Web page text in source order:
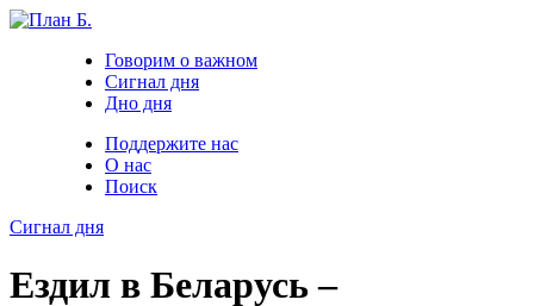
Говорим о важном
Сигнал дня
Дно дня
Поддержите нас
О нас
Поиск
Сигнал дня
Ездил в Беларусь –